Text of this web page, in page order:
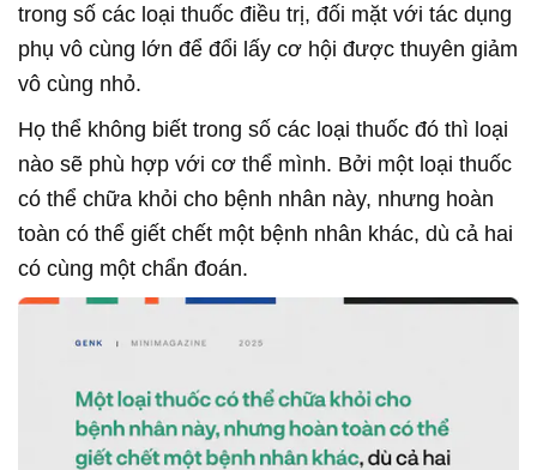
trong số các loại thuốc điều trị, đối mặt với tác dụng
phụ vô cùng lớn để đổi lấy cơ hội được thuyên giảm
vô cùng nhỏ.
Họ thể không biết trong số các loại thuốc đó thì loại
nào sẽ phù hợp với cơ thể mình. Bởi một loại thuốc
có thể chữa khỏi cho bệnh nhân này, nhưng hoàn
toàn có thể giết chết một bệnh nhân khác, dù cả hai
có cùng một chẩn đoán.